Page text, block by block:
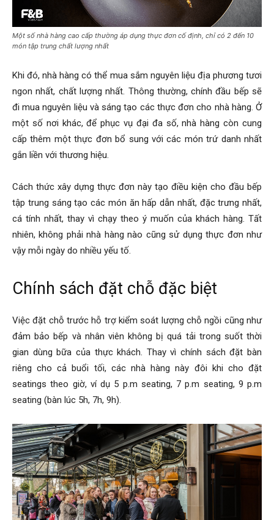
Một số nhà hàng cao cấp thường áp dụng thực đơn cố định, chỉ có 2 đến 10
món tập trung chất lượng nhất
Khi đó, nhà hàng có thể mua sắm nguyên liệu địa phương tươi
ngon nhất, chất lượng nhất. Thông thường, chính đầu bếp sẽ
đi mua nguyên liệu và sáng tạo các thực đơn cho nhà hàng. Ở
một số nơi khác, để phục vụ đại đa số, nhà hàng còn cung
cấp thêm một thực đơn bổ sung với các món trứ danh nhất
gắn liền với thương hiệu.
Cách thức xây dựng thực đơn này tạo điều kiện cho đầu bếp
tập trung sáng tạo các món ăn hấp dẫn nhất, đặc trưng nhất,
cá tính nhất, thay vì chạy theo ý muốn của khách hàng. Tất
nhiên, không phải nhà hàng nào cũng sử dụng thực đơn như
vậy mỗi ngày do nhiều yếu tố.
Chính sách đặt chỗ đặc biệt
Việc đặt chỗ trước hỗ trợ kiểm soát lượng chỗ ngồi cũng như
đảm bảo bếp và nhân viên không bị quá tải trong suốt thời
gian dùng bữa của thực khách. Thay vì chính sách đặt bàn
riêng cho cả buổi tối, các nhà hàng này đôi khi cho đặt
seatings theo giờ, ví dụ 5 p.m seating, 7 p.m seating, 9 p.m
seating (bàn lúc 5h, 7h, 9h).